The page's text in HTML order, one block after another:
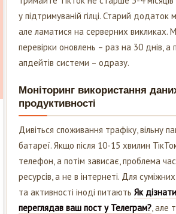
у підтримуваній гілці. Старий додаток
але ламатися на серверних викликах.
перевірки оновлень – раз на 30 днів, а
апдейтів системи – одразу.
Моніторинг використання
продуктивності
Дивіться споживання трафіку, вільну
батареї. Якщо після 10-15 хвилин ТікТок
телефон, а потім зависає, проблема
ресурсів, а не в інтернеті. Для
та активності іноді питають Як
переглядав ваш пост у Телеграм?, але